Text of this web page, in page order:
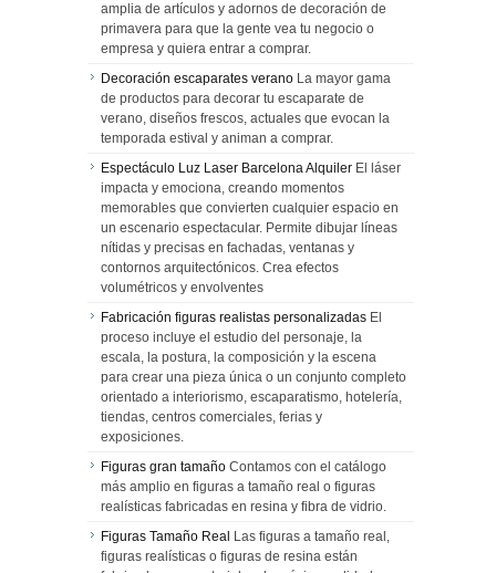
amplia de artículos y adornos de decoración de
primavera para que la gente vea tu negocio o
empresa y quiera entrar a comprar.
Decoración escaparates verano La mayor gama
de productos para decorar tu escaparate de
verano, diseños frescos, actuales que evocan la
temporada estival y animan a comprar.
Espectáculo Luz Laser Barcelona Alquiler El láser
impacta y emociona, creando momentos
memorables que convierten cualquier espacio en
un escenario espectacular. Permite dibujar líneas
nítidas y precisas en fachadas, ventanas y
contornos arquitectónicos. Crea efectos
volumétricos y envolventes
Fabricación figuras realistas personalizadas El
proceso incluye el estudio del personaje, la
escala, la postura, la composición y la escena
para crear una pieza única o un conjunto completo
orientado a interiorismo, escaparatismo, hotelería,
tiendas, centros comerciales, ferias y
exposiciones.
Figuras gran tamaño Contamos con el catálogo
más amplio en figuras a tamaño real o figuras
realísticas fabricadas en resina y fibra de vidrio.
Figuras Tamaño Real Las figuras a tamaño real,
figuras realísticas o figuras de resina están